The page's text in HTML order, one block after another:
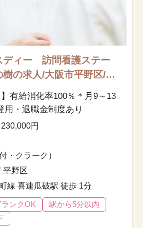
関・企業様
ディー 訪問看護ステー
の求人/大阪市平野区/医
クラーク）/契約社員
】有給消化率100％＊月9～13
用・退職金制度あり
円
・クラーク）
平野区
線 喜連瓜破駅 徒歩 1分
ランクOK
駅から5分以内